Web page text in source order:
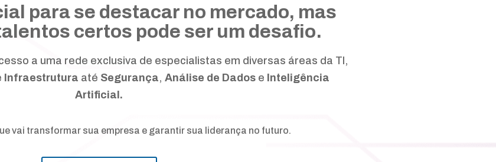
para se destacar no mercado, mas
certos pode ser um desafio.
a uma rede exclusiva de especialistas em diversas áreas da TI,
Infraestrutura até Segurança, Análise de Dados e Inteligência
Artificial.
vai transformar sua empresa e garantir sua liderança no futuro.